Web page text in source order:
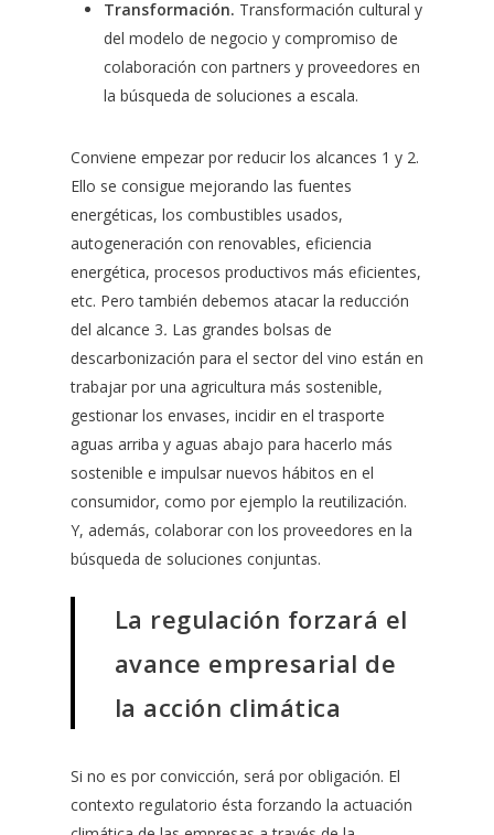
Transformación. Transformación cultural y
del modelo de negocio y compromiso de
colaboración con partners y proveedores en
la búsqueda de soluciones a escala.
Conviene empezar por reducir los alcances 1 y 2.
Ello se consigue mejorando las fuentes
energéticas, los combustibles usados,
autogeneración con renovables, eficiencia
energética, procesos productivos más eficientes,
etc. Pero también debemos atacar la reducción
del alcance 3. Las grandes bolsas de
descarbonización para el sector del vino están en
trabajar por una agricultura más sostenible,
gestionar los envases, incidir en el trasporte
aguas arriba y aguas abajo para hacerlo más
sostenible e impulsar nuevos hábitos en el
consumidor, como por ejemplo la reutilización.
Y, además, colaborar con los proveedores en la
búsqueda de soluciones conjuntas.
La regulación forzará el
avance empresarial de
la acción climática
Si no es por convicción, será por obligación. El
contexto regulatorio ésta forzando la actuación